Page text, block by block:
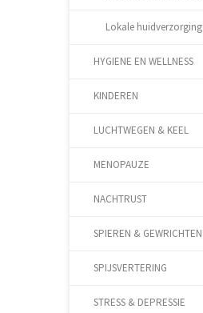
Lokale huidverzorging
HYGIENE EN WELLNESS
KINDEREN
LUCHTWEGEN & KEEL
MENOPAUZE
NACHTRUST
SPIEREN & GEWRICHTEN
SPIJSVERTERING
STRESS & DEPRESSIE